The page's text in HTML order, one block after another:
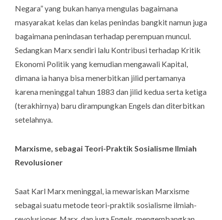
Negara” yang bukan hanya mengulas bagaimana
masyarakat kelas dan kelas penindas bangkit namun juga
bagaimana penindasan terhadap perempuan muncul.
Sedangkan Marx sendiri lalu Kontribusi terhadap Kritik
Ekonomi Politik yang kemudian mengawali Kapital,
dimana ia hanya bisa menerbitkan jilid pertamanya
karena meninggal tahun 1883 dan jilid kedua serta ketiga
(terakhirnya) baru dirampungkan Engels dan diterbitkan
setelahnya.
Marxisme, sebagai Teori-Praktik Sosialisme Ilmiah
Revolusioner
Saat Karl Marx meninggal, ia mewariskan Marxisme
sebagai suatu metode teori-praktik sosialisme ilmiah-